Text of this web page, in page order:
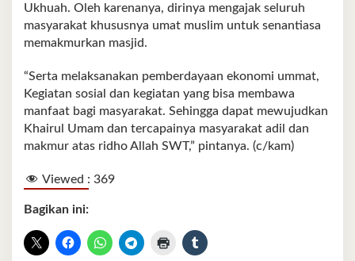
Ukhuah. Oleh karenanya, dirinya mengajak seluruh
masyarakat khususnya umat muslim untuk senantiasa
memakmurkan masjid.
“Serta melaksanakan pemberdayaan ekonomi ummat,
Kegiatan sosial dan kegiatan yang bisa membawa
manfaat bagi masyarakat. Sehingga dapat mewujudkan
Khairul Umam dan tercapainya masyarakat adil dan
makmur atas ridho Allah SWT,” pintanya. (c/kam)
Viewed : 369
Bagikan ini: